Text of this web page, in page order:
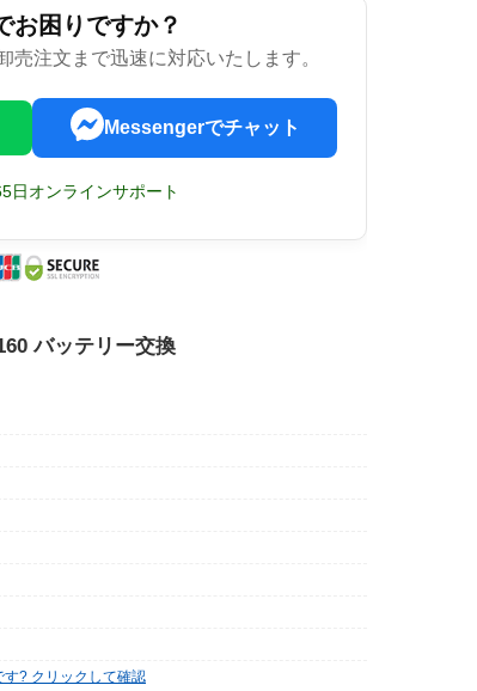
お困りですか？
注文まで迅速に対応いたします。
Messengerでチャット
日オンラインサポート
バッテリー交換
? クリックして確認